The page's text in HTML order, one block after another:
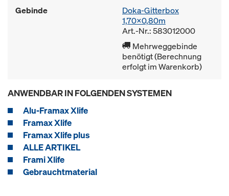
Gebinde
Doka-Gitterbox
1,70x0,80m
Art.-Nr.: 583012000
Mehrweggebinde
benötigt (Berechnung
erfolgt im Warenkorb)
ANWENDBAR IN FOLGENDEN SYSTEMEN
Alu-Framax Xlife
Framax Xlife
Framax Xlife plus
ALLE ARTIKEL
Frami Xlife
Gebrauchtmaterial